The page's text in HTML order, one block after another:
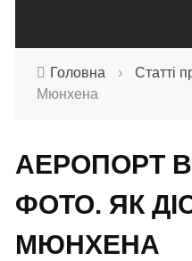
Головна › Статті
Мюнхена
АЕРОПОРТ
ФОТО. ЯК
МЮНХЕНА